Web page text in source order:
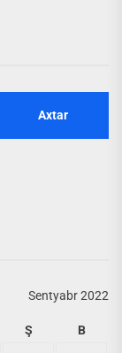
Sentyabr 2022
Ş B